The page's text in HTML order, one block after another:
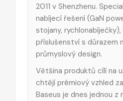
2011 v Shenzhenu.
nabíjecí řešení (GaN
stojany, rychlonabíječky),
příslušenství s důrazem
průmyslový design.
Většina produktů cílí na
chtějí prémiový vzhled
Baseus je dnes jednou z